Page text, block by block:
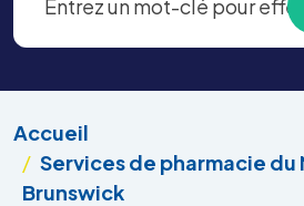
Accueil
Services de pharmacie du
Brunswick